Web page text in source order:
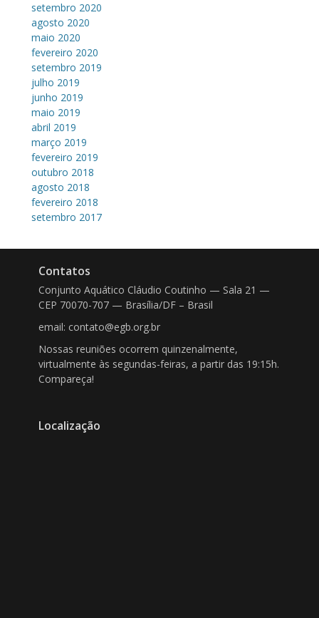
setembro 2020
agosto 2020
maio 2020
fevereiro 2020
setembro 2019
julho 2019
junho 2019
maio 2019
abril 2019
março 2019
fevereiro 2019
outubro 2018
agosto 2018
fevereiro 2018
setembro 2017
Contatos
Conjunto Aquático Cláudio Coutinho — Sala 21 —
CEP 70070-707 — Brasília/DF – Brasil
email: contato@egb.org.br
Nossas reuniões ocorrem quinzenalmente,
virtualmente às segundas-feiras, a partir das 19:15h.
Compareça!
Localização